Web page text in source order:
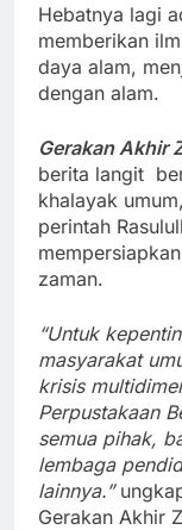
Hebatnya lagi
memberikan
daya alam,
dengan alam.
Gerakan Akhir
berita langit
khalayak
perintah
zaman.
“Untuk
masyarakat
krisis
Perpustakaan
semua pihak,
lembaga
lainnya.”
Gerakan Akhir